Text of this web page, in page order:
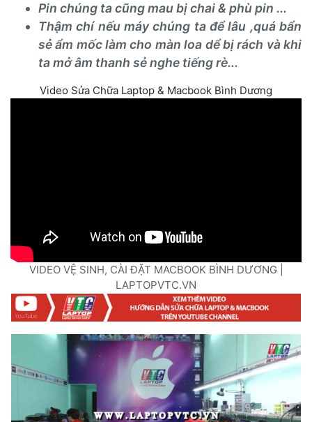
Pin chúng ta cũng mau bị chai & phù pin ...
Thậm chí nếu máy chúng ta để lâu ,quá bẩn
ẻ ẩm mốc làm cho màn loa dể bị rách và khi
ta mở âm thanh sẻ nghe tiếng rè...
Video Sửa Chữa Laptop & Macbook Bình Dương
VIDEO VỆ SINH, CÀI ĐẶT MACBOOK BÌNH DƯƠNG |
LAPTOPVTC.VN